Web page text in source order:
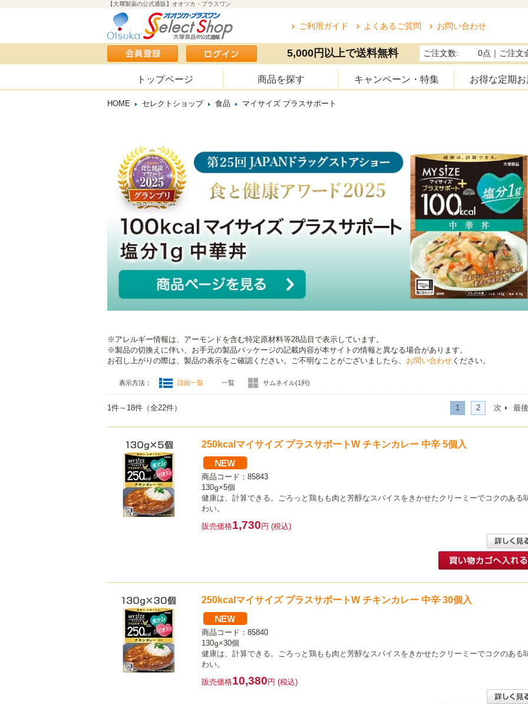
【大塚製薬の公式通販】オオツカ・プラスワン
ご利用ガイド よくあるご質問 お問い合わせ
5,000円以上で送料無料 ご注文数: 0点 ｜ご注文
トップページ 商品を探す キャンペーン・特集 お得な定期
HOME セレクトショップ 食品 マイサイズ プラスサポート
※アレルギー情報は、アーモンドを含む特定原材料等28品目で表示しています。
※製品の切換えに伴い、お手元の製品パッケージの記載内容が本サイトの情報と異なる場合があります。
お召し上がりの際は、製品の表示をご確認ください。ご不明なことがございましたら、 お問い合わせ ください。
表示方法： 詳細一覧 一覧 サムネイル(1列)
1 2 次 最後
1件～18件 （全22件）
250kcalマイサイズ プラスサポートW チキンカレー 中辛 5個入
商品コード：85843
130g×5個
健康は、計算できる。ごろっと鶏もも肉と芳醇なスパイスをきかせたクリーミーでコクのある
わい。
販売価格1,730 円 (税込)
250kcalマイサイズ プラスサポートW チキンカレー 中辛 30個入
商品コード：85840
130g×30個
健康は、計算できる。ごろっと鶏もも肉と芳醇なスパイスをきかせたクリーミーでコクのある
わい。
販売価格10,380 円 (税込)